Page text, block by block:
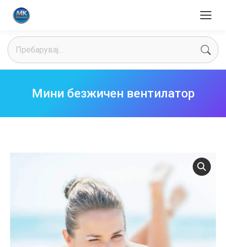
Search:
Мини безжичен вентилатор